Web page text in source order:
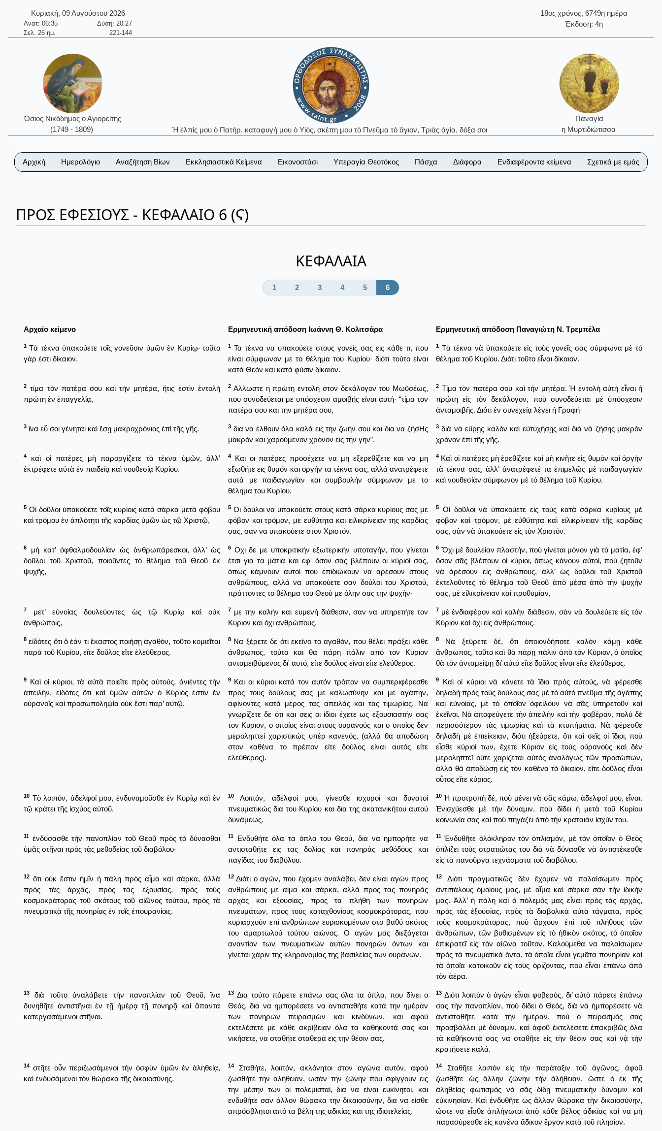
Κυριακή, 09 Αυγούστου 2026
Ανατ: 06:35
Δύση: 20:27
Σελ. 26 ημ.
221-144
18ος χρόνος, 6749η ημέρα
Έκδοση: 4η
Όσιος Νικόδημος ο Αγιορείτης
(1749 - 1809)
Ἡ ἐλπίς μου ὁ Πατήρ, καταφυγή μου ὁ Υἱός, σκέπη μου τὸ Πνεῦμα τὸ ἅγιον, Τριὰς ἁγία, δόξα σοι
Παναγία
η Μυρτιδιώτισσα
Αρχική Ημερολόγιο Αναζήτηση Βίων Εκκλησιαστικά Κείμενα Εικονοστάσι Υπεραγία Θεοτόκος Πάσχα Διάφορα Ενδιαφέροντα κείμενα Σχετικά με εμάς
ΠΡΟΣ ΕΦΕΣΙΟΥΣ - ΚΕΦΑΛΑΙΟ 6 (Ϛ)
ΚΕΦΑΛΑΙΑ
1 2 3 4 5 6
Αρχαίο κείμενο Ερμηνευτική απόδοση Ιωάννη Θ. Κολιτσάρα Ερμηνευτική απόδοση Παναγιώτη Ν. Τρεμπέλα
1 Τὰ τέκνα ὑπακούετε τοῖς γονεῦσιν ὑμῶν ἐν Κυρίῳ· τοῦτο
γάρ ἐστι δίκαιον.
1 Τα τέκνα να υπακούετε στους γονείς σας εις κάθε τι, που
είναι σύμφωνον με το θέλημα του Κυρίου· διότι τούτο είναι
κατά Θεόν και κατά φύσιν δίκαιον.
1 Τὰ τέκνα νὰ ὑπακούετε εἰς τοὺς γονεῖς σας σύμφωνα μὲ τὸ
θέλημα τοῦ Κυρίου. Διότι τοῦτο εἶναι δίκαιον.
2 τίμα τὸν πατέρα σου καὶ τὴν μητέρα, ἥτις ἐστὶν ἐντολὴ
πρώτη ἐν ἐπαγγελίᾳ,
2 Αλλωστε η πρώτη εντολή στον δεκάλογον του Μωϋσέως,
που συνοδεύεται με υπόσχεσιν αμοιβής είναι αυτή· “τίμα τον
πατέρα σου και την μητέρα σου,
2 Τίμα τὸν πατέρα σου καὶ τὴν μητέρα. Ἡ ἐντολὴ αὐτὴ εἶναι ἡ
πρώτη εἰς τὸν δεκάλογον, ποὺ συνοδεύεται μὲ ὑπόσχεσιν
ἀνταμοιβῆς. Διότι έν συνεχείᾳ λέγει ἡ Γραφή·
3 ἵνα εὖ σοι γένηται καὶ ἔσῃ μακροχρόνιος ἐπὶ τῆς γῆς. 3 δια να έλθουν όλα καλά εις την ζωήν σου και δια να ζήσΗς
μακρόν και χαρούμενον χρόνον εις την γην”.
3 διὰ νὰ εὕρῃς καλὸν καὶ εὐτυχήσῃς καὶ διὰ νὰ ζήσης μακρὸν
χρόνον ἐπὶ τῆς γῆς.
4
καὶ οἱ πατέρες μὴ παροργίζετε τὰ τέκνα ὑμῶν, ἀλλ’
ἐκτρέφετε αὐτὰ ἐν παιδείᾳ καὶ νουθεσίᾳ Κυρίου.
4
Και οι πατέρες προσέχετε να μη εξερεθίζετε και να μη
εξωθήτε εις θυμόν και οργήν τα τέκνα σας, αλλά ανατρέφετε
αυτά με παιδαγωγίαν και συμβουλήν σύμφωνον με το
θέλημα του Κυρίου.
4 Καὶ οἱ πατέρες μὴ ἐρεθίζετε καὶ μὴ κινῆτε εἰς θυμὸν καὶ ὀργὴν
τὰ τέκνα σας, ἀλλ’ ἀνατρέφετέ τα ἐπιμελῶς μὲ παιδαγωγίαν
καὶ νουθεσίαν σύμφωνον μὲ τὸ θέλημα τοῦ Κυρίου.
5 Οἱ δοῦλοι ὑπακούετε τοῖς κυρίοις κατὰ σάρκα μετὰ φόβου
καὶ τρόμου ἐν ἁπλότητι τῆς καρδίας ὑμῶν ὡς τῷ Χριστῷ,
5 Οι δούλοι να υπακούετε στους κατά σάρκα κυρίους σας με
φόβον και τρόμον, με ευθύτητα και ειλικρίνειαν της καρδίας
σας, σαν να υπακούετε στον Χριστόν.
5
Οἱ δοῦλοι νὰ ὑπακούετε εἰς τοὺς κατὰ σάρκα κυρίους μὲ
φόβον καὶ τρόμον, μὲ εὐθύτητα καὶ εἰλικρίνειαν τῆς καρδίας
σας, σὰν νὰ ὑπακούετε εἰς τὸν Χριστόν.
6
μὴ κατ’ ὀφθαλμοδουλίαν ὡς ἀνθρωπάρεσκοι, ἀλλ’ ὡς
δοῦλοι τοῦ Χριστοῦ, ποιοῦντες τὸ θέλημα τοῦ Θεοῦ ἐκ
ψυχῆς,
6 Οχι δε με υποκριτικήν εξωτερικήν υποταγήν, που γίνεται
έτσι για τα μάτια και εφ' όσον σας βλέπουν οι κύριοί σας,
όπως κάμνουν αυτοί που επιδιώκουν να αρέσουν στους
ανθρώπους, αλλά να υπακούετε σαν δούλοι του Χριστού,
πράττοντες το θέλημα του Θεού με όλην σας την ψυχήν·
6 Ὄχι μὲ δουλείαν πλαστήν, ποὺ γίνεται μόνον γιὰ τὰ ματία, ἐφ’
ὅσον σᾶς βλέπουν οἱ κύριοι, ὅπως κάνουν αὐτοί, ποὺ ζητοῦν
νὰ ἀρέσουν εἰς ἀνθρώπους, ἀλλ’ ὡς δοῦλοι τοῦ Χριστοῦ
ἐκτελοῦντες τὸ θέλημα τοῦ Θεοῦ ἀπὸ μέσα ἀπὸ τὴν ψυχήν
σας, μὲ εἰλικρίνειαν καὶ προθυμίαν,
7
μετ’ εὐνοίας δουλεύοντες ὡς τῷ Κυρίῳ καὶ οὐκ
ἀνθρώποις,
7 με την καλήν και ευμενή διάθεσιν, σαν να υπηρετήτε τον
Κυριον και όχι ανθρώπους.
7 μὲ ἐνδιαφέρον καὶ καλὴν διάθεσιν, σὰν νὰ δουλεύετε εἰς τὸν
Κύριον καὶ ὄχι εἰς ἀνθρώπους.
8 εἰδότες ὅτι ὃ ἐάν τι ἕκαστος ποιήσῃ ἀγαθόν, τοῦτο κομιεῖται
παρὰ τοῦ Κυρίου, εἴτε δοῦλος εἴτε ἐλεύθερος.
8 Να ξέρετε δε ότι εκείνο το αγαθόν, που θέλει πράξει κάθε
άνθρωπος, τούτο και θα πάρη πάλιν από τον Κυριον
ανταμειβόμενος δι' αυτό, είτε δούλος είναι είτε ελεύθερος.
8
Νὰ ξεύρετε δέ, ὅτι ὁποιονδήποτε καλὸν κάμῃ κάθε
ἄνθρωπος, τοῦτο καὶ θὰ πάρῃ πάλιν ἀπὸ τὸν Κύριον, ὁ ὁποῖος
θὰ τὸν ἀνταμείψῃ δι’ αὐτὸ εἴτε δοῦλος εἶναι εἴτε ἐλεύθερος.
9
Καὶ οἱ κύριοι, τὰ αὐτὰ ποιεῖτε πρὸς αὐτούς, ἀνιέντες τὴν
ἀπειλήν, εἰδότες ὅτι καὶ ὑμῶν αὐτῶν ὁ Κύριός ἐστιν ἐν
οὐρανοῖς καὶ προσωποληψία οὐκ ἔστι παρ’ αὐτῷ.
9 Και οι κύριοι κατά τον αυτόν τρόπον να συμπεριφέρεσθε
προς τους δούλους σας με καλωσύνην και με αγάπην,
αφίνοντες κατά μέρος τας απειλάς και τας τιμωρίας. Να
γνωρίζετε δε ότι και σεις οι ίδιοι έχετε ως εξουσιαστήν σας
τον Κυριον, ο οποίος είναι στους ουρανούς και ο οποίος δεν
μεροληπτεί χαριστικώς υπέρ κανενός, (αλλά θα αποδώση
στον καθένα το πρέπον είτε δούλος είναι αυτός είτε
ελεύθερος).
9
Καὶ οἱ κύριοι νὰ κάνετε τὰ ἴδια πρὸς αὐτούς, νὰ φέρεσθε
δηλαδὴ πρὸς τοὺς δούλους σας μὲ τὸ αὐτὸ πνεῦμα τῆς ἀγάπης
καὶ εὐνοίας, μὲ τὸ ὁποῖον ὀφείλουν νὰ σᾶς ὑπηρετοῦν καὶ
ἐκεῖνοι. Νὰ ἀποφεύγετε τὴν ἀπειλὴν καὶ τὴν φοβέραν, πολὺ δὲ
περισσότερον τὰς τιμωρίας καὶ τὰ κτυπήματα. Νὰ φέρεσθε
δηλαδὴ μὲ ἐπιείκειαν, διότι ἠξεύρετε, ὅτι καὶ σεῖς οἱ ἴδιοι, ποὺ
εἶσθε κύριοί των, ἔχετε Κύριον εἰς τοὺς οὐρανοὺς καὶ δὲν
μεροληπτεῖ οὔτε χαρίζεται αὐτὸς ἀναλόγως τῶν προσώπων,
ἀλλὰ θὰ ἀποδώσῃ εἰς τὸν καθένα τὸ δίκαιον, εἴτε δοῦλος εἶναι
οὖτος εἴτε κύριος.
10 Τὸ λοιπόν, ἀδελφοί μου, ἐνδυναμοῦσθε ἐν Κυρίῳ καὶ ἐν
τῷ κράτει τῆς ἰσχύος αὐτοῦ.
10
Λοιπόν, αδελφοί μου, γίνεσθε ισχυροί και δυνατοί
πνευματικώς δια του Κυρίου και δια της ακατανικήτου αυτού
δυνάμεως.
10 Ἡ προτροπὴ δέ, ποὺ μένει νὰ σᾶς κάμω, ἀδελφοί μου, εἶναι.
Ἐνισχύεσθε μὲ τὴν δύναμιν, ποὺ δίδει ἡ μετὰ τοῦ Κυρίου
κοινωνία σας καὶ ποὺ πηγάζει ἀπὸ τὴν κραταιὰν ἰσχύν του.
11 ἐνδύσασθε τὴν πανοπλίαν τοῦ Θεοῦ πρὸς τὸ δύνασθαι
ὑμᾶς στῆναι πρὸς τὰς μεθοδείας τοῦ διαβόλου·
11
Ενδυθήτε όλα τα όπλα του Θεού, δια να ημπορήτε να
αντισταθήτε εις τας δολίας και πονηράς μεθόδους και
παγίδας του διαβόλου.
11 Ἐνδυθῆτε ὁλόκληρον τὸν ὁπλισμόν, μὲ τὸν ὁποῖον ὁ Θεὸς
ὁπλίζει τοὺς στρατιώτας του διὰ νὰ δύνασθε νὰ ἀντιστέκεσθε
εἰς τὰ πανοῦργα τεχνάσματα τοῦ διαβόλου.
12 ὅτι οὐκ ἔστιν ἡμῖν ἡ πάλη πρὸς αἷμα καὶ σάρκα, ἀλλὰ
πρὸς τὰς ἀρχάς, πρὸς τὰς ἐξουσίας, πρὸς τοὺς
κοσμοκράτορας τοῦ σκότους τοῦ αἰῶνος τούτου, πρὸς τὰ
πνευματικὰ τῆς πονηρίας ἐν τοῖς ἐπουρανίοις.
12 Διότι ο αγών, που έχομεν αναλάβει, δεν είναι αγών προς
ανθρώπους με αίμα και σάρκα, αλλά προς τας πονηράς
αρχάς και εξουσίας, προς τα πλήθη των πονηρών
πνευμάτων, προς τους καταχθονίους κοσμοκράτορας, που
κυριαρχούν επί ανθρώπων ευρισκομένων στο βαθύ σκότος
του αμαρτωλού τούτου αιώνος. Ο αγών μας διεξάγεται
αναντίον των πνευματικών αυτών πονηρών όντων και
γίνεται χάριν της κληρονομίας της βασιλείας των ουρανών.
12
Διότι πραγματικῶς δὲν ἔχομεν νὰ παλαίσωμεν πρὸς
ἀντιπάλους ὁμοίους μας, μὲ αἷμα καὶ σάρκα σὰν τὴν ἰδικήν
μας. Ἀλλ’ ἡ πάλη καὶ ὁ πόλεμός μας εἶναι πρὸς τὰς ἀρχάς,
πρὸς τὰς ἐξουσίας, πρὸς τὰ διαβολικὰ αὐτὰ τάγματα, πρὸς
τοὺς κοσμοκράτορας, ποὺ ἄρχουν ἐπὶ τοῦ πλήθους τῶν
ἀνθρώπων, τῶν βυθισμένων εἰς τὸ ἠθικὸν σκότος, τὸ ὁποῖον
ἐπικρατεῖ εἰς τὸν αἰῶνα τοῦτον. Καλούμεθα να παλαίσωμεν
πρὸς τὰ πνευματικὰ ὄντα, τὰ ὁποῖα εἶναι γεμᾶτα πονηρίαν καὶ
τὰ ὁποῖα κατοικοῦν εἰς τοὺς ὁρίζοντας, ποὺ εἶναι ἐπάνω ἀπὸ
τὸν ἀέρα.
13
διὰ τοῦτο ἀναλάβετε τὴν πανοπλίαν τοῦ Θεοῦ, ἵνα
δυνηθῆτε ἀντιστῆναι ἐν τῇ ἡμέρᾳ τῇ πονηρᾷ καὶ ἅπαντα
κατεργασάμενοι στῆναι.
13 Δια τούτο πάρετε επάνω σας όλα τα όπλα, που δίνει ο
Θεός, δια να ημπορέσετε να αντισταθήτε κατά την ημέραν
των πονηρών πειρασμών και κινδύνων, και αφού
εκτελέσετε με κάθε ακρίβειαν όλα τα καθήκοντά σας και
νικήσετε, να σταθήτε σταθερά εις την θέσιν σας.
13 Διότι λοιπὸν ὁ ἀγὼν εἶναι φοβερός, δι’ αὐτὸ πάρετε ἐπάνω
σας τὴν πανοπλίαν, ποὺ δίδει ὁ Θεός, διὰ νὰ ἠμπορέσετε νὰ
ἀντισταθῆτε κατὰ τὴν ἡμέραν, ποὺ ὀ πειρασμός σας
προσβάλλει μὲ δύναμιν, καὶ ἀφοῦ ἐκτελέσετε ἐπακριβῶς ὅλα
τὰ καθήκοντά σας να σταθῆτε εἰς τὴν θέσιν σας καὶ νᾲ τὴν
κρατήσετε καλά.
14 στῆτε οὖν περιζωσάμενοι τὴν ὀσφὺν ὑμῶν ἐν ἀληθείᾳ,
καὶ ἐνδυσάμενοι τὸν θώρακα τῆς δικαιοσύνης,
14
Σταθήτε, λοιπόν, ακλόνητοι στον αγώνα αυτόν, αφού
ζωσθήτε την αλήθειαν, ωσάν την ζώνην που σφίγγουν εις
την μέσην των οι πολεμισταί, δια να είναι ευκίνητοι, και
ενδυθήτε σαν άλλον θώρακα την δικαιοσύνην, δια να είσθε
απρόσβλητοι από τα βέλη της αδικίας και της ιδιοτελείας.
14
Σταθῆτε λοιπὸν εἰς τὴν παράταξιν τοῦ ἀγῶνος, ἀφοῦ
ζωσθῆτε ὡς ἄλλην ζώνην τὴν ἀλήθειαν, ὥστε ὁ ἐκ τῆς
ἀληθείας φωτισμὸς νὰ σᾶς δίδῃ πνευματικὴν δύναμιν καὶ
εὐκινησίαν. Καὶ ἐνδυθῆτε ὡς ἄλλον θώρακα τὴν δικαιοσύνην,
ὥστε να εἶσθε ἀπλήγωτοι ἀπὸ κάθε βέλος ἀδικίας καὶ να μὴ
παρασύρεσθε εἰς κανένα ἄδικον ἔργον κατὰ τοῦ πλησίον.